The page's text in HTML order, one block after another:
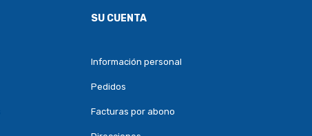
SU CUENTA
Información personal
Pedidos
Facturas por abono